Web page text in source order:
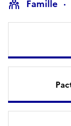
Famille